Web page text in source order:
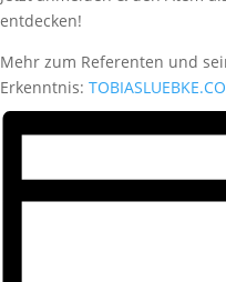
entdecken!
Mehr zum Referenten und
Erkenntnis: